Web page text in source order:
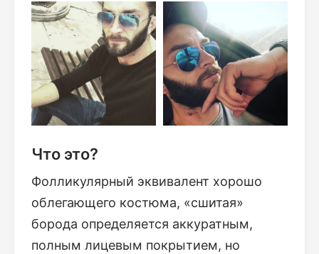
Что это?
Фолликулярный эквивалент хорошо
облегающего костюма, «сшитая»
борода определяется аккуратным,
полным лицевым покрытием, но